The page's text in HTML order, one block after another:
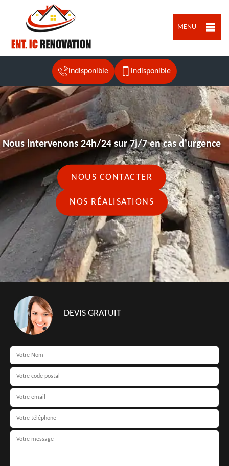
MENU
indisponible indisponible
Nous intervenons 24h/24 sur 7j/7 en cas d'urgence
NOUS CONTACTER
NOS RÉALISATIONS
DEVIS GRATUIT